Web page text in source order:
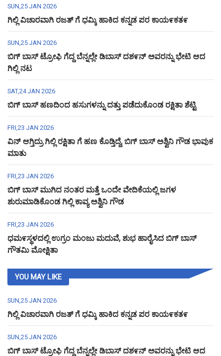
SUN,25 JAN 2026
ಗಿಲ್ಲಿ ವಿಚಾರವಾಗಿ ರಜತ್ ಗೆ ಧಮ್ಕಿ ಹಾಕಿದ ಕನ್ನಡ ಪರ ಕಾಯ೯ಕತ೯
SUN,25 JAN 2026
ಬಿಗ್ ಬಾಸ್ ಟ್ರೋಫಿ ಗೆದ್ದ ಬೆನ್ನಲ್ಲೇ ಡಿಬಾಸ್ ದಶ೯ನ್ ಅವರನ್ನು ಭೇಟಿ ಆದ
ಗಿಲ್ಲಿ ನಟ
SAT,24 JAN 2026
ಬಿಗ್ ಬಾಸ್ ಹಣದಿಂದ ಹಸುಗಳನ್ನು ದತ್ತು ಪಡೆದುಕೊಂಡ ರಕ್ಷಿತಾ ಶೆಟ್ಟಿ
FRI,23 JAN 2026
ವಿನ್ ಆಗ್ತಿದ್ರು ಗಿಲ್ಲಿ ರಕ್ಷಿತಾ ಗೆ ಹಣ ಕೊಡ್ತಿದ್ದೆ, ಬಿಗ್ ಬಾಸ್ ಅಶ್ವಿನಿ ಗೌಡ ಭಾವುಕ
ಮಾತು
FRI,23 JAN 2026
ಬಿಗ್ ಬಾಸ್ ಮುಗಿದ ನಂತರ ಮತ್ತೆ ಒಂದೇ ವೇದಿಕೆಯಲ್ಲಿ ಜಗಳ
ಶುರುಮಾಡಿಕೊಂಡ ಗಿಲ್ಲಿ ಕಾವ್ಯ ಅಶ್ವಿನಿ ಗೌಡ
FRI,23 JAN 2026
ಧಮ೯ಸ್ಥಳದಲ್ಲಿ ಉಗ್ರಂ ಮಂಜು ಮದುವೆ, ಶುಭ ಹಾರೈಸಿದ ಬಿಗ್ ಬಾಸ್
ಗೌತಮಿ ಮೋಕ್ಷಿತಾ
YOU MAY LIKE
SUN,25 JAN 2026
ಗಿಲ್ಲಿ ವಿಚಾರವಾಗಿ ರಜತ್ ಗೆ ಧಮ್ಕಿ ಹಾಕಿದ ಕನ್ನಡ ಪರ ಕಾಯ೯ಕತ೯
SUN,25 JAN 2026
ಬಿಗ್ ಬಾಸ್ ಟ್ರೋಫಿ ಗೆದ್ದ ಬೆನ್ನಲ್ಲೇ ಡಿಬಾಸ್ ದಶ೯ನ್ ಅವರನ್ನು ಭೇಟಿ ಆದ